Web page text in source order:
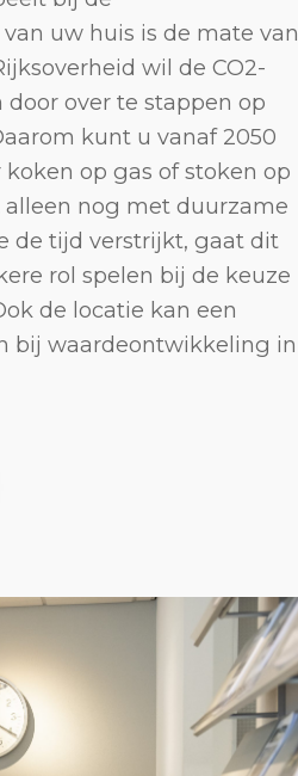
uw huis is de mate van
wil de CO2-
over te stappen op
kunt u vanaf 2050
op gas of stoken op
nog met duurzame
de tijd verstrijkt, gaat dit
rol spelen bij de keuze
de locatie kan een
bij waardeontwikkeling in